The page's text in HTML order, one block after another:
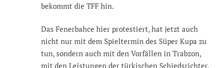
bekommt die TFF hin.
Das Fenerbahce hier protestiert, hat jetzt auch
nicht nur mit dem Spieltermin des Süper Kupa zu
tun, sondern auch mit den Vorfällen in Trabzon,
mit den Leistungen der türkischen Schiedsrichter,